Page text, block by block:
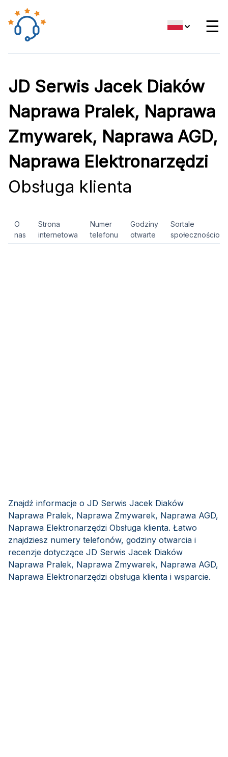
☰
JD Serwis Jacek Diaków
Naprawa Pralek, Naprawa
Zmywarek, Naprawa AGD,
Naprawa Elektronarzędzi
Obsługa klienta
O
nas
Strona
internetowa
Numer
telefonu
Godziny
otwarte
Sortale
Znajdź informacje o JD Serwis Jacek Diaków
Naprawa Pralek, Naprawa Zmywarek, Naprawa AGD,
Naprawa Elektronarzędzi Obsługa klienta. Łatwo
znajdziesz numery telefonów, godziny otwarcia i
recenzje dotyczące JD Serwis Jacek Diaków
Naprawa Pralek, Naprawa Zmywarek, Naprawa AGD,
Naprawa Elektronarzędzi obsługa klienta i wsparcie.